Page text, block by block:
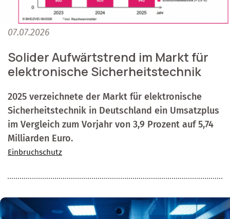
07.07.2026
Solider Aufwärtstrend im Markt für
elektronische Sicherheitstechnik
2025 verzeichnete der Markt für elektronische
Sicherheitstechnik in Deutschland ein Umsatzplus
im Vergleich zum Vorjahr von 3,9 Prozent auf 5,74
Milliarden Euro.
Einbruchschutz